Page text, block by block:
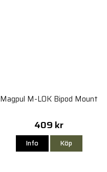
Magpul M-LOK Bipod Mount
409 kr
Info Köp